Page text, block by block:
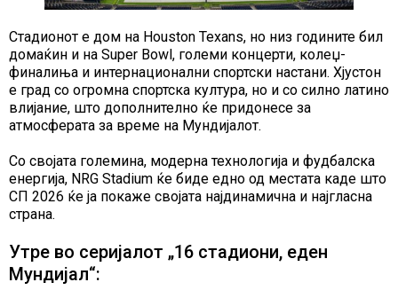
Стадионот е дом на Houston Texans, но низ годините бил
домаќин и на Super Bowl, големи концерти, колеџ-
финалиња и интернационални спортски настани. Хјустон
е град со огромна спортска култура, но и со силно латино
влијание, што дополнително ќе придонесе за
атмосферата за време на Мундијалот.
Со својата големина, модерна технологија и фудбалска
енергија, NRG Stadium ќе биде едно од местата каде што
СП 2026 ќе ја покаже својата најдинамична и најгласна
страна.
Утре во серијалот „16 стадиони, еден
Мундијал“: